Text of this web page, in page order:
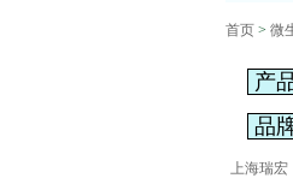
首页> 微
产
品
上海瑞宏